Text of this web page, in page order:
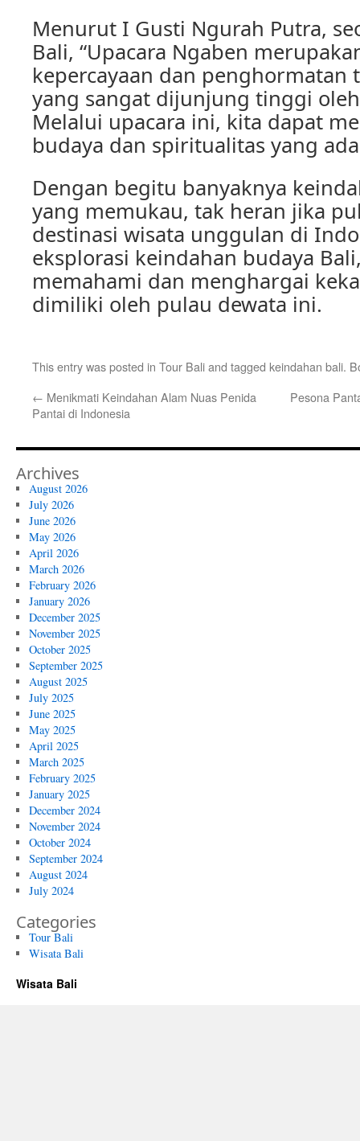
Menurut I Gusti Ngurah Putra,
Bali, “Upacara Ngaben
kepercayaan dan
yang sangat dijunjung tinggi
Melalui upacara ini, kita dapat
budaya dan spiritualitas yang
Dengan begitu banyaknya
yang memukau, tak heran jika
destinasi wisata unggulan di
eksplorasi keindahan budaya
memahami dan menghargai
dimiliki oleh pulau dewata ini.
This entry was posted in Tour Baliand tagged keindahan bali.
← Menikmati Keindahan Alam Nuas Penida
Pantai di Indonesia
Pesona
Archives
August 2026
July 2026
June 2026
May 2026
April 2026
March 2026
February 2026
January 2026
December 2025
November 2025
October 2025
September 2025
August 2025
July 2025
June 2025
May 2025
April 2025
March 2025
February 2025
January 2025
December 2024
November 2024
October 2024
September 2024
August 2024
July 2024
Categories
Tour Bali
Wisata Bali
Wisata Bali